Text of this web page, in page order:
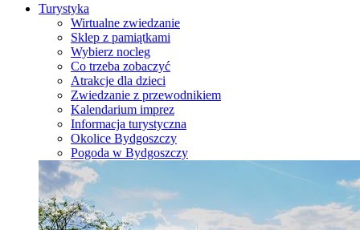
Turystyka
Wirtualne zwiedzanie
Sklep z pamiątkami
Wybierz nocleg
Co trzeba zobaczyć
Atrakcje dla dzieci
Zwiedzanie z przewodnikiem
Kalendarium imprez
Informacja turystyczna
Okolice Bydgoszczy
Pogoda w Bydgoszczy